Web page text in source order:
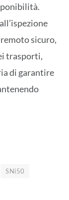
sicuro,
trasporti,
di garantire
SNi50